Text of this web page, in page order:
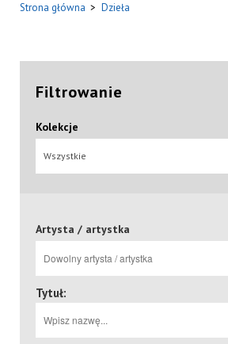
Strona główna > Dzieła
Filtrowanie
Kolekcje
Wszystkie
Artysta / artystka
Tytuł: